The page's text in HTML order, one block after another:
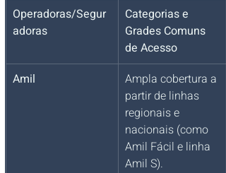
Operadoras/Segur
adoras
Categorias e
Grades Comuns
de Acesso
Amil
Ampla cobertura a
partir de linhas
regionais e
nacionais (como
Amil Fácil e linha
Amil S).